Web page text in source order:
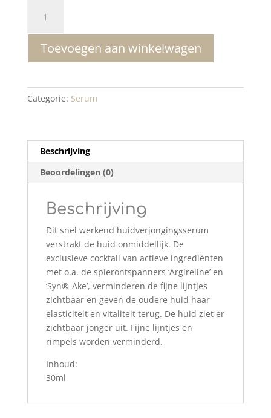
REFINE
LIFTING
SERUM
aantal
Toevoegen aan winkelwagen
Categorie: Serum
Beschrijving
Beoordelingen (0)
Beschrijving
Dit snel werkend huidverjongingsserum
verstrakt de huid onmiddellijk. De
exclusieve cocktail van actieve ingrediënten
met o.a. de spierontspanners ‘Argireline’ en
‘Syn®-Ake’, verminderen de fijne lijntjes
zichtbaar en geven de oudere huid haar
elasticiteit en vitaliteit terug. De huid ziet er
zichtbaar jonger uit. Fijne lijntjes en
rimpels worden verminderd.
Inhoud:
30ml